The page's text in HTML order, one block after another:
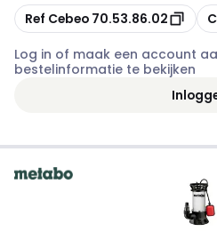
Kopiëren
Ref Cebeo 70.53.86.02
Log in of maak een account
bestelinformatie te bekijken